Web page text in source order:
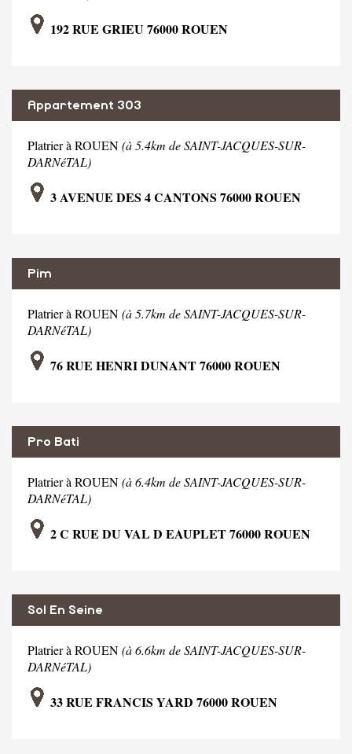
192 RUE GRIEU 76000 ROUEN
Appartement 303
Platrier à ROUEN(à 5.4km de SAINT-JACQUES-SUR-
DARNéTAL)
3 AVENUE DES 4 CANTONS 76000 ROUEN
Pim
Platrier à ROUEN(à 5.7km de SAINT-JACQUES-SUR-
DARNéTAL)
76 RUE HENRI DUNANT 76000 ROUEN
Pro Bati
Platrier à ROUEN(à 6.4km de SAINT-JACQUES-SUR-
DARNéTAL)
2 C RUE DU VAL D EAUPLET 76000 ROUEN
Sol En Seine
Platrier à ROUEN(à 6.6km de SAINT-JACQUES-SUR-
DARNéTAL)
33 RUE FRANCIS YARD 76000 ROUEN